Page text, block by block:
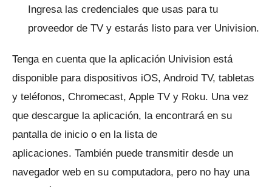
Ingresa las credenciales que usas para tu
proveedor de TV y estarás listo para ver Univision.
Tenga en cuenta que la aplicación Univision está
disponible para dispositivos iOS, Android TV, tabletas
y teléfonos, Chromecast, Apple TV y Roku. Una vez
que descargue la aplicación, la encontrará en su
pantalla de inicio o en la lista de
aplicaciones. También puede transmitir desde un
navegador web en su computadora, pero no hay una